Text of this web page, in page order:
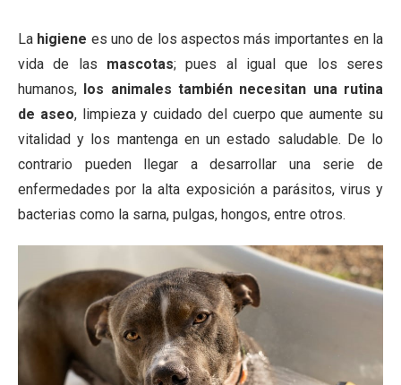
La higiene es uno de los aspectos más importantes en la
vida de las mascotas; pues al igual que los seres
humanos, los animales también necesitan una rutina
de aseo, limpieza y cuidado del cuerpo que aumente su
vitalidad y los mantenga en un estado saludable. De lo
contrario pueden llegar a desarrollar una serie de
enfermedades por la alta exposición a parásitos, virus y
bacterias como la sarna, pulgas, hongos, entre otros.